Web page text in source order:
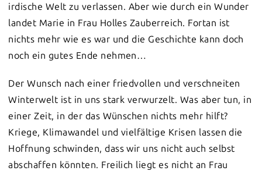
irdische Welt zu verlassen. Aber wie durch ein Wunder
landet Marie in Frau Holles Zauberreich. Fortan ist
nichts mehr wie es war und die Geschichte kann doch
noch ein gutes Ende nehmen…
Der Wunsch nach einer friedvollen und verschneiten
Winterwelt ist in uns stark verwurzelt. Was aber tun, in
einer Zeit, in der das Wünschen nichts mehr hilft?
Kriege, Klimawandel und vielfältige Krisen lassen die
Hoffnung schwinden, dass wir uns nicht auch selbst
abschaffen könnten. Freilich liegt es nicht an Frau